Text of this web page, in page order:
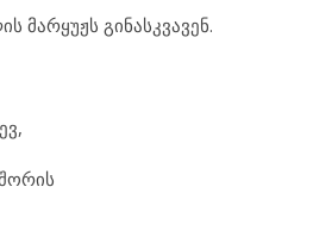
მარყუჟს გინასკვავენ.
რის